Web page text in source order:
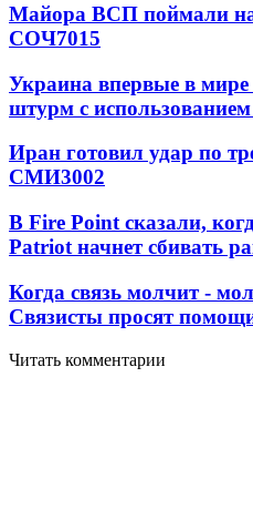
Майора ВСП поймали
СОЧ7015
Украина впервые в
штурм с
Иран готовил удар по
СМИ3002
В Fire Point сказали,
Patriot начнет сбивать
Когда связь молчит -
Связисты просят
Читать комментарии